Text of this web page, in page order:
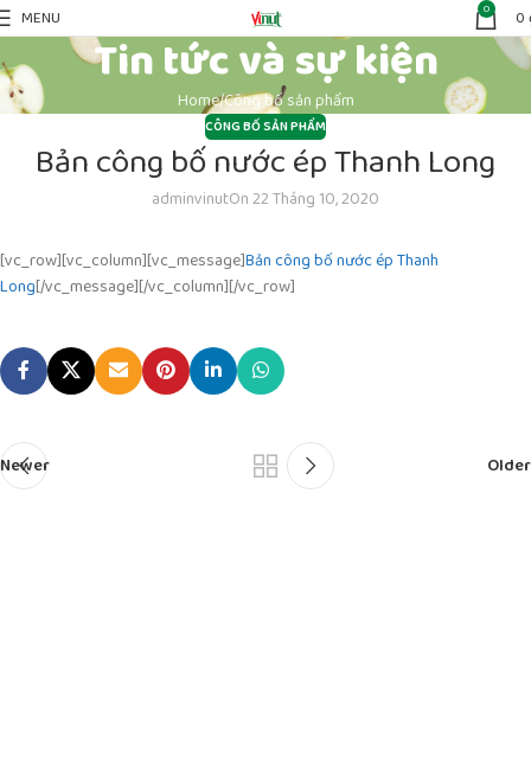
MENU 0 0
Tin tức và sự kiện
HomeCông bố sản phẩm
CÔNG BỐ SẢN PHẨM
Bản công bố nước ép Thanh Long
adminvinutOn 22 Tháng 10, 2020
[vc_row][vc_column][vc_message]Bản công bố nước ép Thanh
Long[/vc_message][/vc_column][/vc_row]
Newer Older